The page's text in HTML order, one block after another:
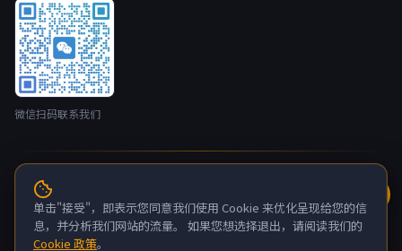
微信扫码联系我们
© 2026 蜂巢云盒 nestbox.top · 开发者：广州蚂侠网络技术有限
公司 版权所有
粤ICP备2022132880号-6
单击"接受"，即表示您同意我们使用 Cookie 来优化呈现给您的信
息，并分析我们网站的流量。 如果您想选择退出，请阅读我们的
Cookie 政策。